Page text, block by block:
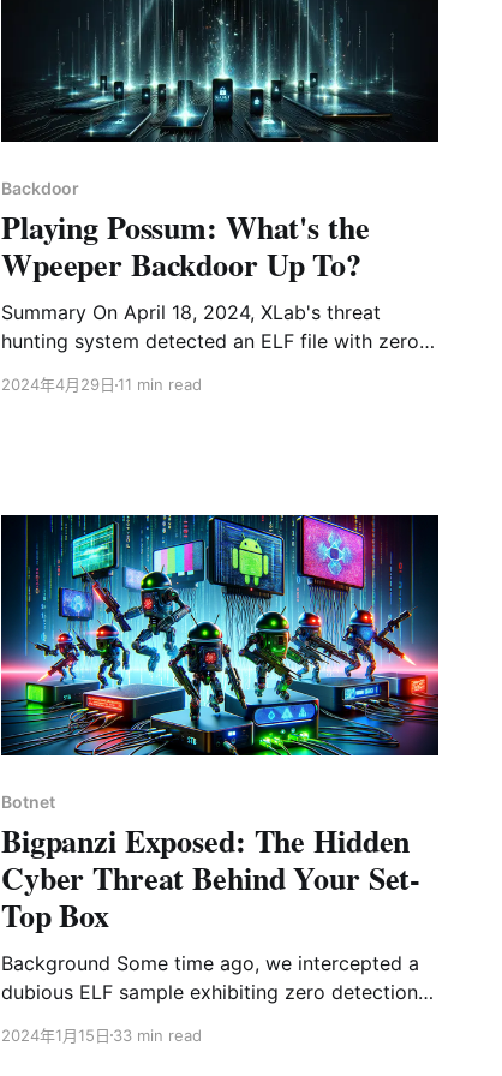
能力外，还集成了代理转发、反向 Shell 和文件管
理等功能。从整体架构来看，其功能设计并不复
杂，但其中仍有一些值得关注的亮点：例如，该样
本采用了简单而有效的栈异或（Stack XOR）操作
对敏感数据进行加密；同时利用 DNS over
检测。此外，其 C2 身份认证采用基于椭圆曲线的
数字签名保护机制，Bot 端会在验签通过后才接受
通信指令。近期更引入EtherHiding技术以区块链域
名对抗处置，
Backdoor
Playing Possum: What's the
Wpeeper Backdoor Up To?
Summary On April 18, 2024, XLab's threat
hunting system detected an ELF file with zero
through two different domains. One of the
2024年4月29日 11 min read
Botnet
Bigpanzi Exposed: The Hidden
Cyber Threat Behind Your Set-
Top Box
Background Some time ago, we intercepted a
dubious ELF sample exhibiting zero detection
pandoraspear and employing a modified UPX
2024年1月15日 33 min read